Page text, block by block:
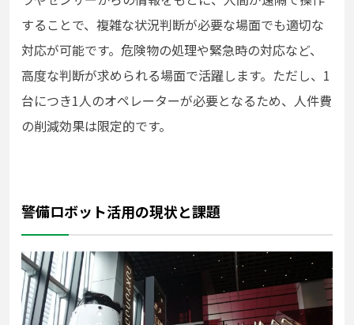
することで、複雑な状況判断が必要な場面でも適切な
対応が可能です。危険物の処理や緊急時の対応など、
高度な判断が求められる場面で活躍します。ただし、1
台につき1人のオペレーターが必要となるため、人件費
の削減効果は限定的です。
警備ロボット活用の現状と課題